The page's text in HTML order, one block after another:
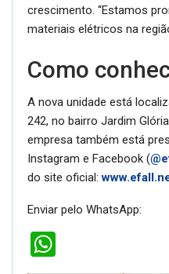
crescimento. “Estamos
materiais elétricos na
Como
A nova unidade está
242, no bairro Jardim
empresa também está
Instagram e Facebook (
do site oficial:
Enviar pelo WhatsApp: